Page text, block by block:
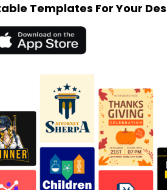
Templates For Your